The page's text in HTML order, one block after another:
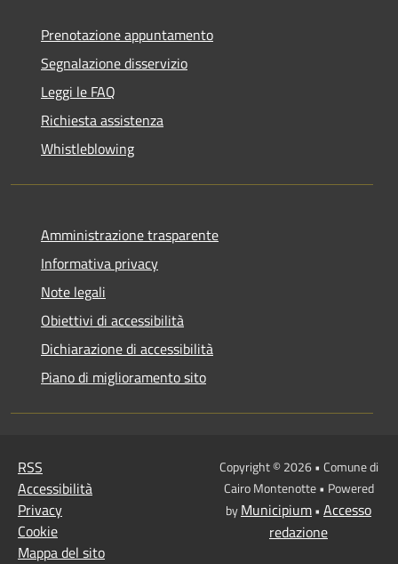
Prenotazione appuntamento
Segnalazione disservizio
Leggi le FAQ
Richiesta assistenza
Whistleblowing
Amministrazione trasparente
Informativa privacy
Note legali
Obiettivi di accessibilità
Dichiarazione di accessibilità
Piano di miglioramento sito
RSS
Accessibilità
Privacy
Cookie
Mappa del sito
Copyright © 2026 • Comune di
Cairo Montenotte • Powered
byMunicipium• Accesso
redazione